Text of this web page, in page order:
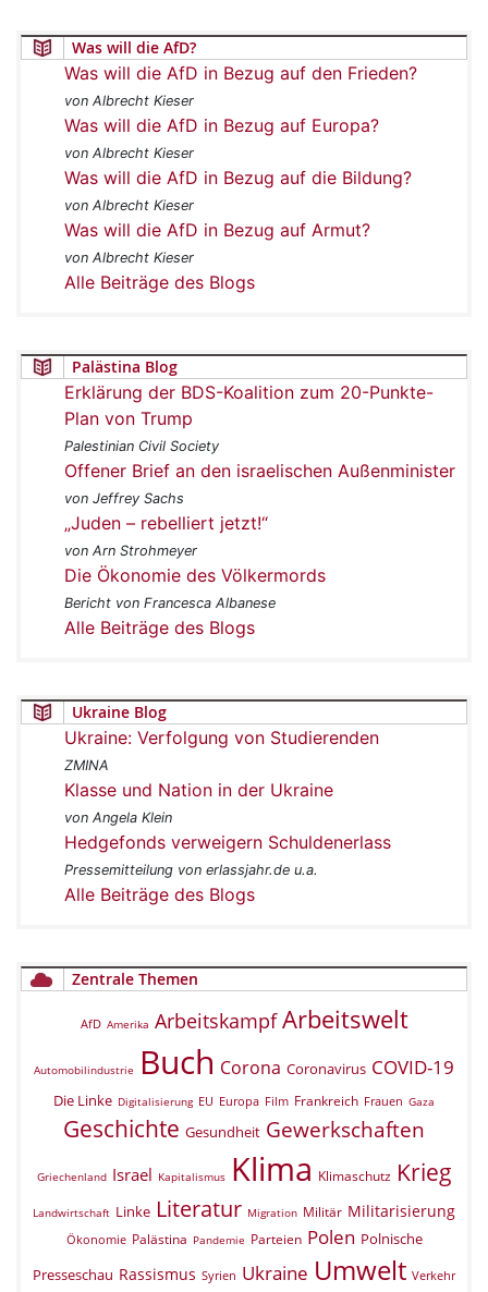
Was will die AfD?
Was will die AfD in Bezug auf den Frieden?
von Albrecht Kieser
Was will die AfD in Bezug auf Europa?
von Albrecht Kieser
Was will die AfD in Bezug auf die Bildung?
von Albrecht Kieser
Was will die AfD in Bezug auf Armut?
von Albrecht Kieser
Alle Beiträge des Blogs
Palästina Blog
Erklärung der BDS-Koalition zum 20-Punkte-
Plan von Trump
Palestinian Civil Society
Offener Brief an den israelischen Außenminister
von Jeffrey Sachs
„Juden – rebelliert jetzt!“
von Arn Strohmeyer
Die Ökonomie des Völkermords
Bericht von Francesca Albanese
Alle Beiträge des Blogs
Ukraine Blog
Ukraine: Verfolgung von Studierenden
ZMINA
Klasse und Nation in der Ukraine
von Angela Klein
Hedgefonds verweigern Schuldenerlass
Pressemitteilung von erlassjahr.de u.a.
Alle Beiträge des Blogs
Zentrale Themen
AfD Amerika Arbeitskampf Arbeitswelt
Automobilindustrie Buch Corona Coronavirus COVID-19
Die Linke Digitalisierung EU Europa Film Frankreich Frauen Gaza
Geschichte Gesundheit Gewerkschaften
Griechenland Israel Kapitalismus Klima Klimaschutz Krieg
Landwirtschaft Linke Literatur Migration Militär Militarisierung
Ökonomie Palästina Pandemie Parteien Polen Polnische
Presseschau Rassismus Syrien Ukraine Umwelt Verkehr